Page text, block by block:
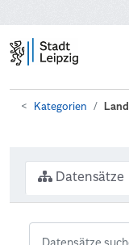
Kategorien
Datensätze